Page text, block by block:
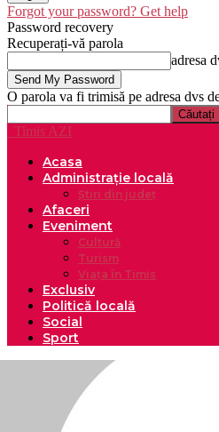
Forgot your password? Get help
Password recovery
Recuperați-vă parola
adresa
O parola va fi trimisă pe adresa dvs
Timis AZI
Acasa
Administrație locală
Știri din județ
Afaceri
Eveniment
Cultură
Turism
Viața în Timis
Exclusiv
Politică locală
Social
Sport